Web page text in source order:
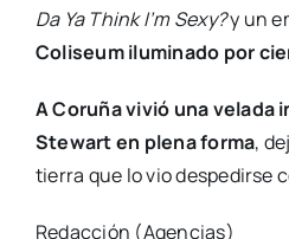
Da Ya Think I’m Sexy?y un
Coliseum iluminado por
A Coruña vivió una velada
Stewart en plena forma,
tierra que lo vio despedirse
Redacción (Agencias)